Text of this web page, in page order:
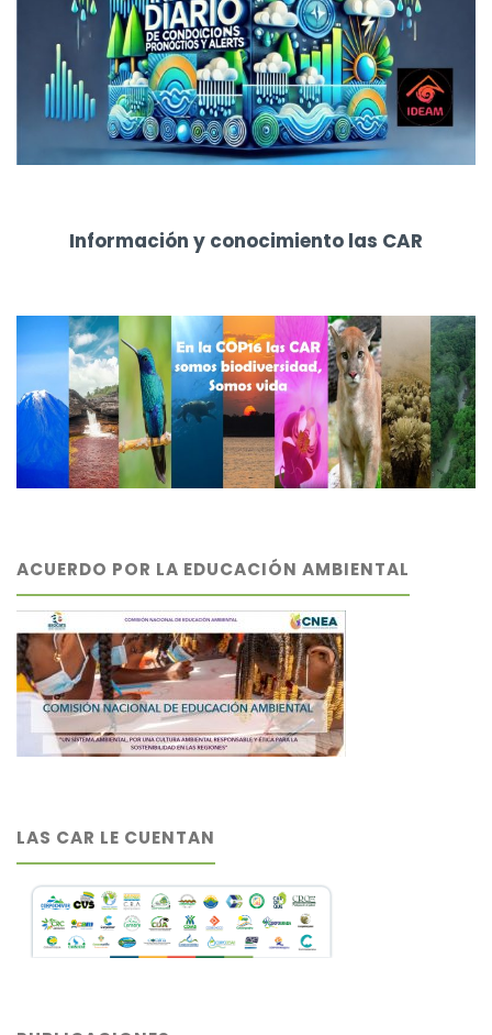
Información y conocimiento las CAR
ACUERDO POR LA EDUCACIÓN AMBIENTAL
LAS CAR LE CUENTAN